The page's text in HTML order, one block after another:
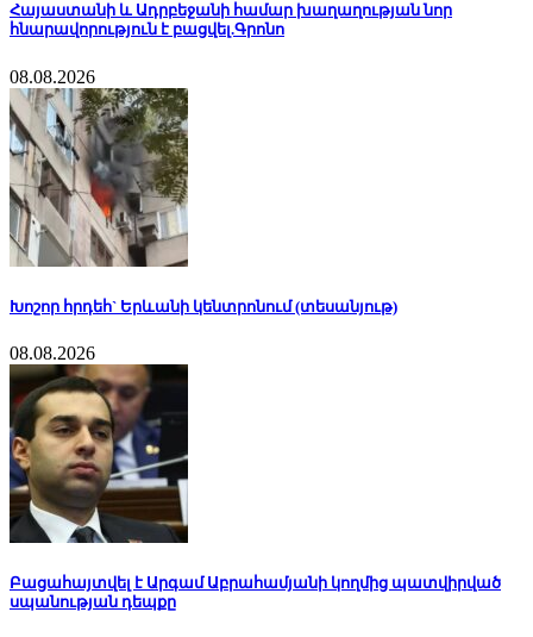
Հայաստանի և Ադրբեջանի համար խաղաղության նոր
հնարավորություն է բացվել.Գրոնո
08.08.2026
Խոշոր հրդեհ` Երևանի կենտրոնում (տեսանյութ)
08.08.2026
Բացահայտվել է Արգամ Աբրահամյանի կողմից պատվիրված
սպանության դեպքը